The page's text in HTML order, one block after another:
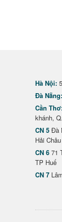
Hà Nội:
Đà Nẵng:
Cần
khánh,
CN 5 Đà
Hải Châu
CN 6 71
TP Huế
CN 7